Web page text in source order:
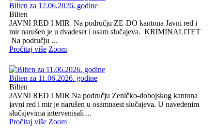
Bilten za 12.06.2026. godine
Bilten
JAVNI RED I MIR Na području ZE-DO kantona Javni red i
mir narušen je u dvadeset i osam slučajeva. KRIMINALITET
Na području ...
Pročitaj više Zoom
Bilten za 11.06.2026. godine
Bilten
JAVNI RED I MIR Na području Zeničko-dobojskog kantona
javni red i mir je narušen u osamnaest slučajeva. U navedenim
slučajevima intervenisali ...
Pročitaj više Zoom